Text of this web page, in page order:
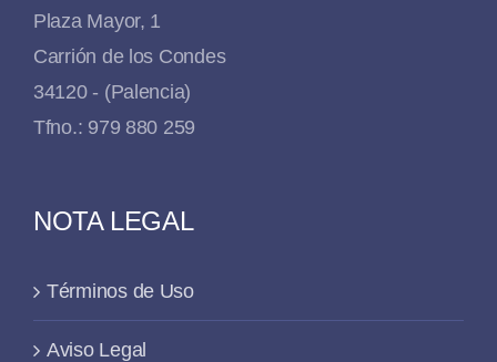
Plaza Mayor, 1
Carrión de los Condes
34120 - (Palencia)
Tfno.: 979 880 259
NOTA LEGAL
Términos de Uso
Aviso Legal